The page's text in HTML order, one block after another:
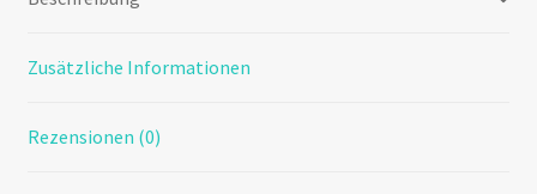
Zusätzliche Informationen
Rezensionen (0)